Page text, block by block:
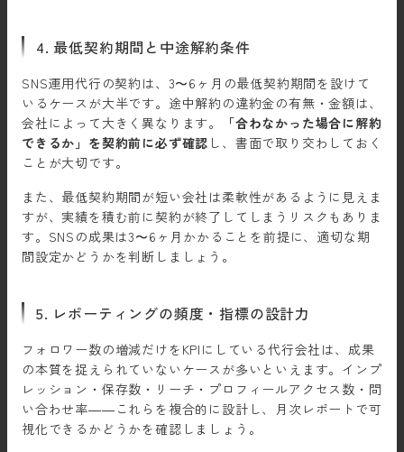
4. 最低契約期間と中途解約条件
SNS運用代行の契約は、3〜6ヶ月の最低契約期間を設けて
いるケースが大半です。途中解約の違約金の有無・金額は、
会社によって大きく異なります。
「合わなかった場合に解約
できるか」を契約前に必ず確認 し、書面で取り交わしておく
ことが大切です。
また、最低契約期間が短い会社は柔軟性があるように見えま
すが、実績を積む前に契約が終了してしまうリスクもありま
す。SNSの成果は3〜6ヶ月かかることを前提に、適切な期
間設定かどうかを判断しましょう。
5. レポーティングの頻度・指標の設計力
フォロワー数の増減だけをKPIにしている代行会社は、成果
の本質を捉えられていないケースが多いといえます。インプ
レッション・保存数・リーチ・プロフィールアクセス数・問
い合わせ率——これらを複合的に設計し、月次レポートで可
視化できるかどうかを確認しましょう。